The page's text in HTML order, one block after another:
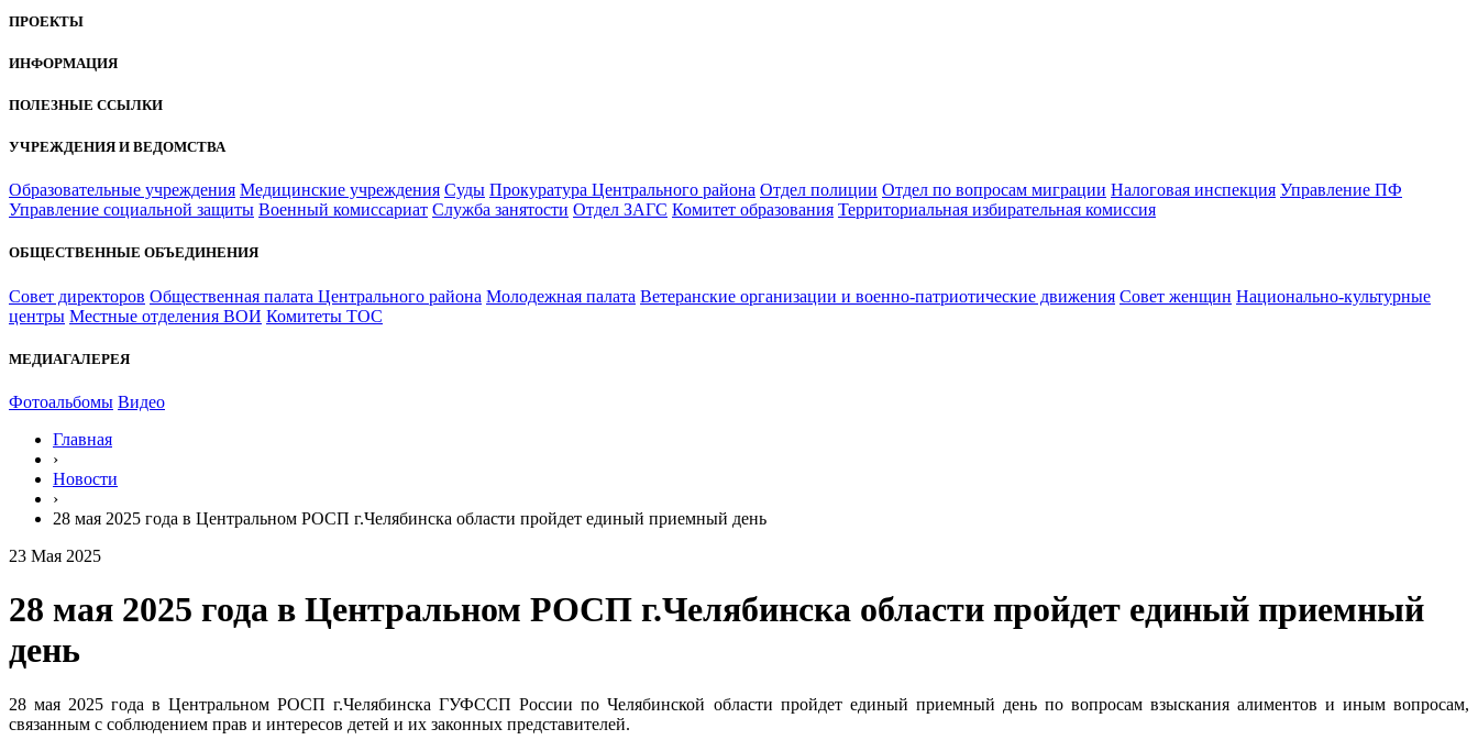
ПРОЕКТЫ
ИНФОРМАЦИЯ
ПОЛЕЗНЫЕ ССЫЛКИ
УЧРЕЖДЕНИЯ И ВЕДОМСТВА
Образовательные учреждения Медицинские учреждения Суды Прокуратура Центрального района Отдел полиции Отдел по вопросам миграции Налоговая инспекция Управление ПФ
Управление социальной защиты Военный комиссариат Служба занятости Отдел ЗАГС Комитет образования Территориальная избирательная комиссия
ОБЩЕСТВЕННЫЕ ОБЪЕДИНЕНИЯ
Совет директоров Общественная палата Центрального района Молодежная палата Ветеранские организации и военно-патриотические движения Совет женщин Национально-культурные
центры Местные отделения ВОИ Комитеты ТОС
МЕДИАГАЛЕРЕЯ
Фотоальбомы Видео
Главная
›
Новости
›
28 мая 2025 года в Центральном РОСП г.Челябинска области пройдет единый приемный день
23 Мая 2025
28 мая 2025 года в Центральном РОСП г.Челябинска области пройдет единый приемный
день
28 мая 2025 года в Центральном РОСП г.Челябинска ГУФССП России по Челябинской области пройдет единый приемный день по вопросам взыскания алиментов и иным вопросам,
связанным с соблюдением прав и интересов детей и их законных представителей.